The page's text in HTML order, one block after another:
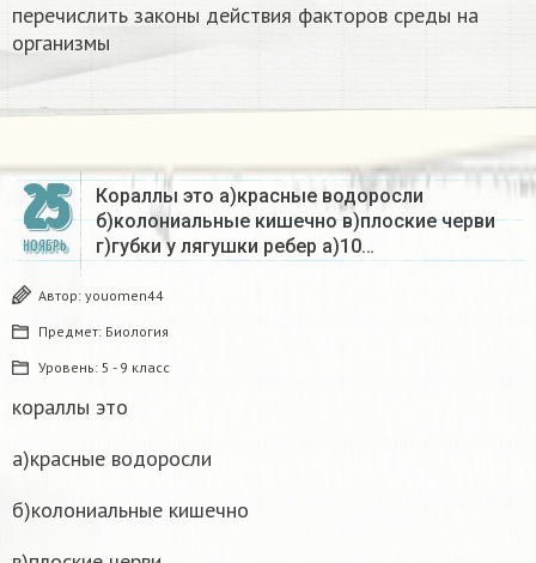
перечислить законы действия факторов среды на
организмы
25
НОЯБРЬ
Кораллы это а)красные водоросли
б)колониальные кишечно в)плоские черви
г)губки у лягушки ребер а)10…
Автор: youomen44
Предмет: Биология
Уровень: 5 - 9 класс
кораллы это
а)красные водоросли
б)колониальные кишечно